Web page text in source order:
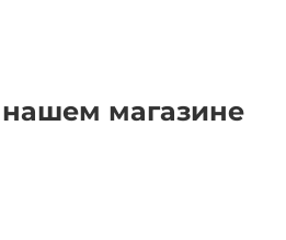
магазине